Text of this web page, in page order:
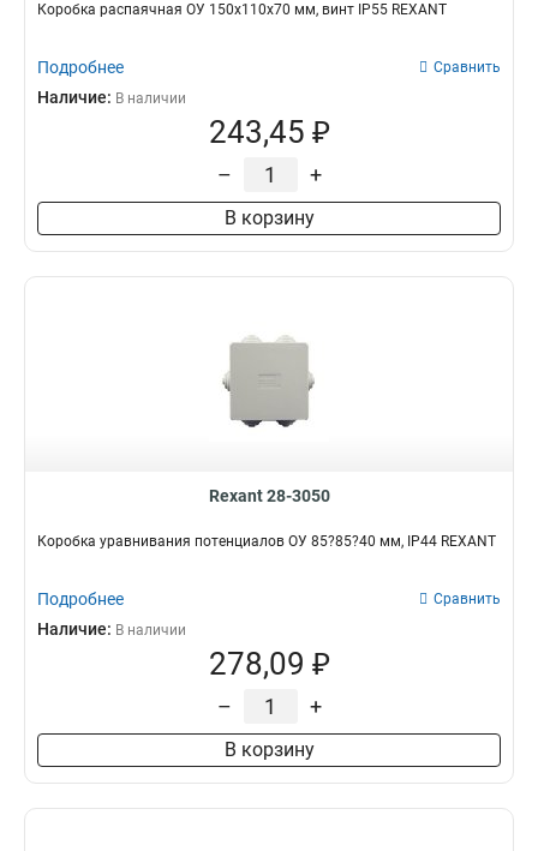
Коробка распаячная ОУ 150x110x70 мм, винт IP55 REXANT
Подробнее Сравнить
Наличие: В наличии
243,45 ₽
– +
В корзину
Rexant 28-3050
Коробка уравнивания потенциалов ОУ 85?85?40 мм, IP44 REXANT
Подробнее Сравнить
Наличие: В наличии
278,09 ₽
– +
В корзину